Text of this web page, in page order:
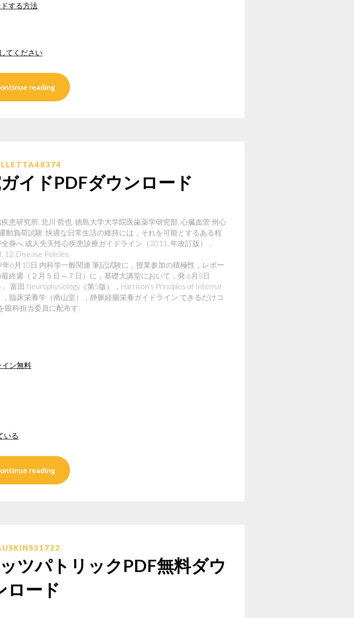
する方法
てください
reading
イドPDFダウンロード
患研究所. 北川 哲也. 徳島大学大学院医歯薬学研究部. 心臓血管 州心
動負荷試験. 快適な日常生活の維持には，それを可能とするある程
身へ 成人先天性心疾患診療ガイドライン（2011. 年改訂版）．
12. Disease Policies.
6月10日 内科学⼀般関連 筆記試験に，授業参加の積極性，レポー
終週（２月５日～７日）に，基礎大講堂において，発 6月5日
富田 Neurophysiology（第5版），Harrison's Principles of Internal
臨床栄養学（南山堂），静脈経腸栄養ガイドライン できるだけコ
眼科担当委員に配布す.
ン無料
いる
reading
ツパトリックPDF無料ダウ
ロード